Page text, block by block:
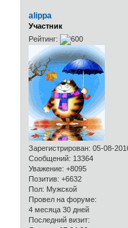
alippa
Участник
Рейтинг:
Зарегистрирован: 05-08-
Сообщений: 13364
Уважение: +8095
Позитив: +6632
Пол: Мужской
Провел на форуме:
4 месяца 30 дней
Последний визит: